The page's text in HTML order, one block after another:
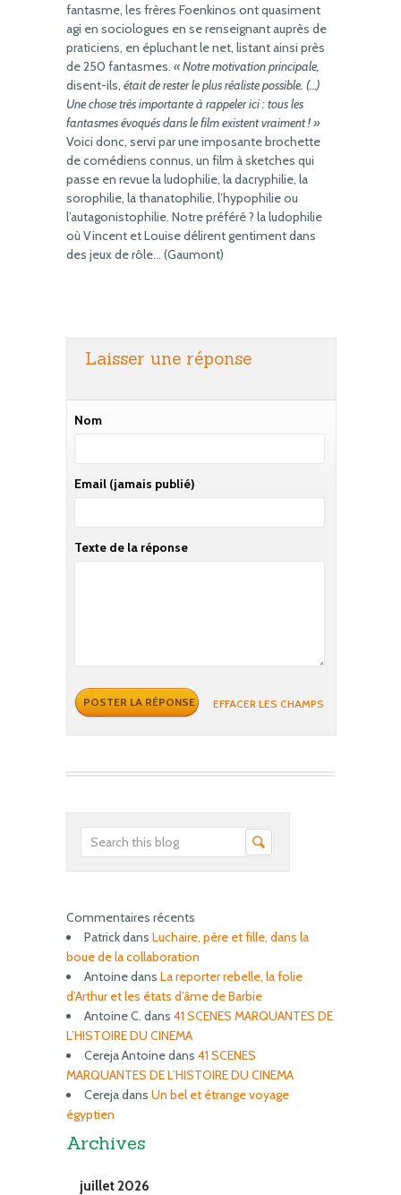
fantasme, les frères Foenkinos ont quasiment
agi en sociologues en se renseignant auprès de
praticiens, en épluchant le net, listant ainsi près
de 250 fantasmes. « Notre motivation principale,
disent-ils, était de rester le plus réaliste possible. (…)
Une chose très importante à rappeler ici : tous les
fantasmes évoqués dans le film existent vraiment ! »
Voici donc, servi par une imposante brochette
de comédiens connus, un film à sketches qui
passe en revue la ludophilie, la dacryphilie, la
sorophilie, la thanatophilie, l’hypophilie ou
l’autagonistophilie. Notre préféré ? la ludophilie
où Vincent et Louise délirent gentiment dans
des jeux de rôle… (Gaumont)
Laisser une réponse
Nom
Email (jamais publié)
Texte de la réponse
EFFACER LES CHAMPS
Commentaires récents
Patrickdans Luchaire, père et fille, dans la
boue de la collaboration
Antoinedans La reporter rebelle, la folie
d’Arthur et les états d’âme de Barbie
Antoine C. dans 41 SCENES MARQUANTES DE
L’HISTOIRE DU CINEMA
Cereja Antoinedans 41 SCENES
MARQUANTES DE L’HISTOIRE DU CINEMA
Cerejadans Un bel et étrange voyage
égyptien
Archives
juillet 2026